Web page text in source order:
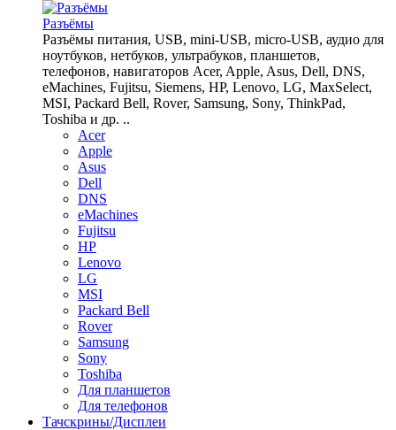
Разъёмы
Разъёмы питания, USB, mini-USB, micro-USB, аудио для
ноутбуков, нетбуков, ультрабуков, планшетов,
телефонов, навигаторов Acer, Apple, Asus, Dell, DNS,
eMachines, Fujitsu, Siemens, HP, Lenovo, LG, MaxSelect,
MSI, Packard Bell, Rover, Samsung, Sony, ThinkPad,
Toshiba и др. ..
Acer
Apple
Asus
Dell
DNS
eMachines
Fujitsu
HP
Lenovo
LG
MSI
Packard Bell
Rover
Samsung
Sony
Toshiba
Для планшетов
Для телефонов
Тачскрины/Дисплеи